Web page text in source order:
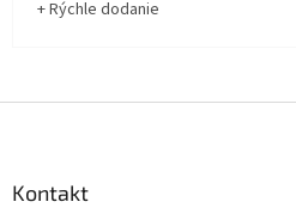
+ Rýchle dodanie
Kontakt